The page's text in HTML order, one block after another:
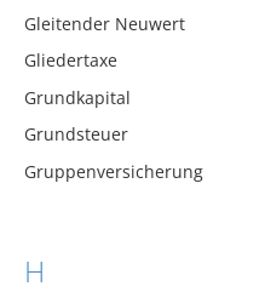
Gleitender Neuwert
Gliedertaxe
Grundkapital
Grundsteuer
Gruppenversicherung
H